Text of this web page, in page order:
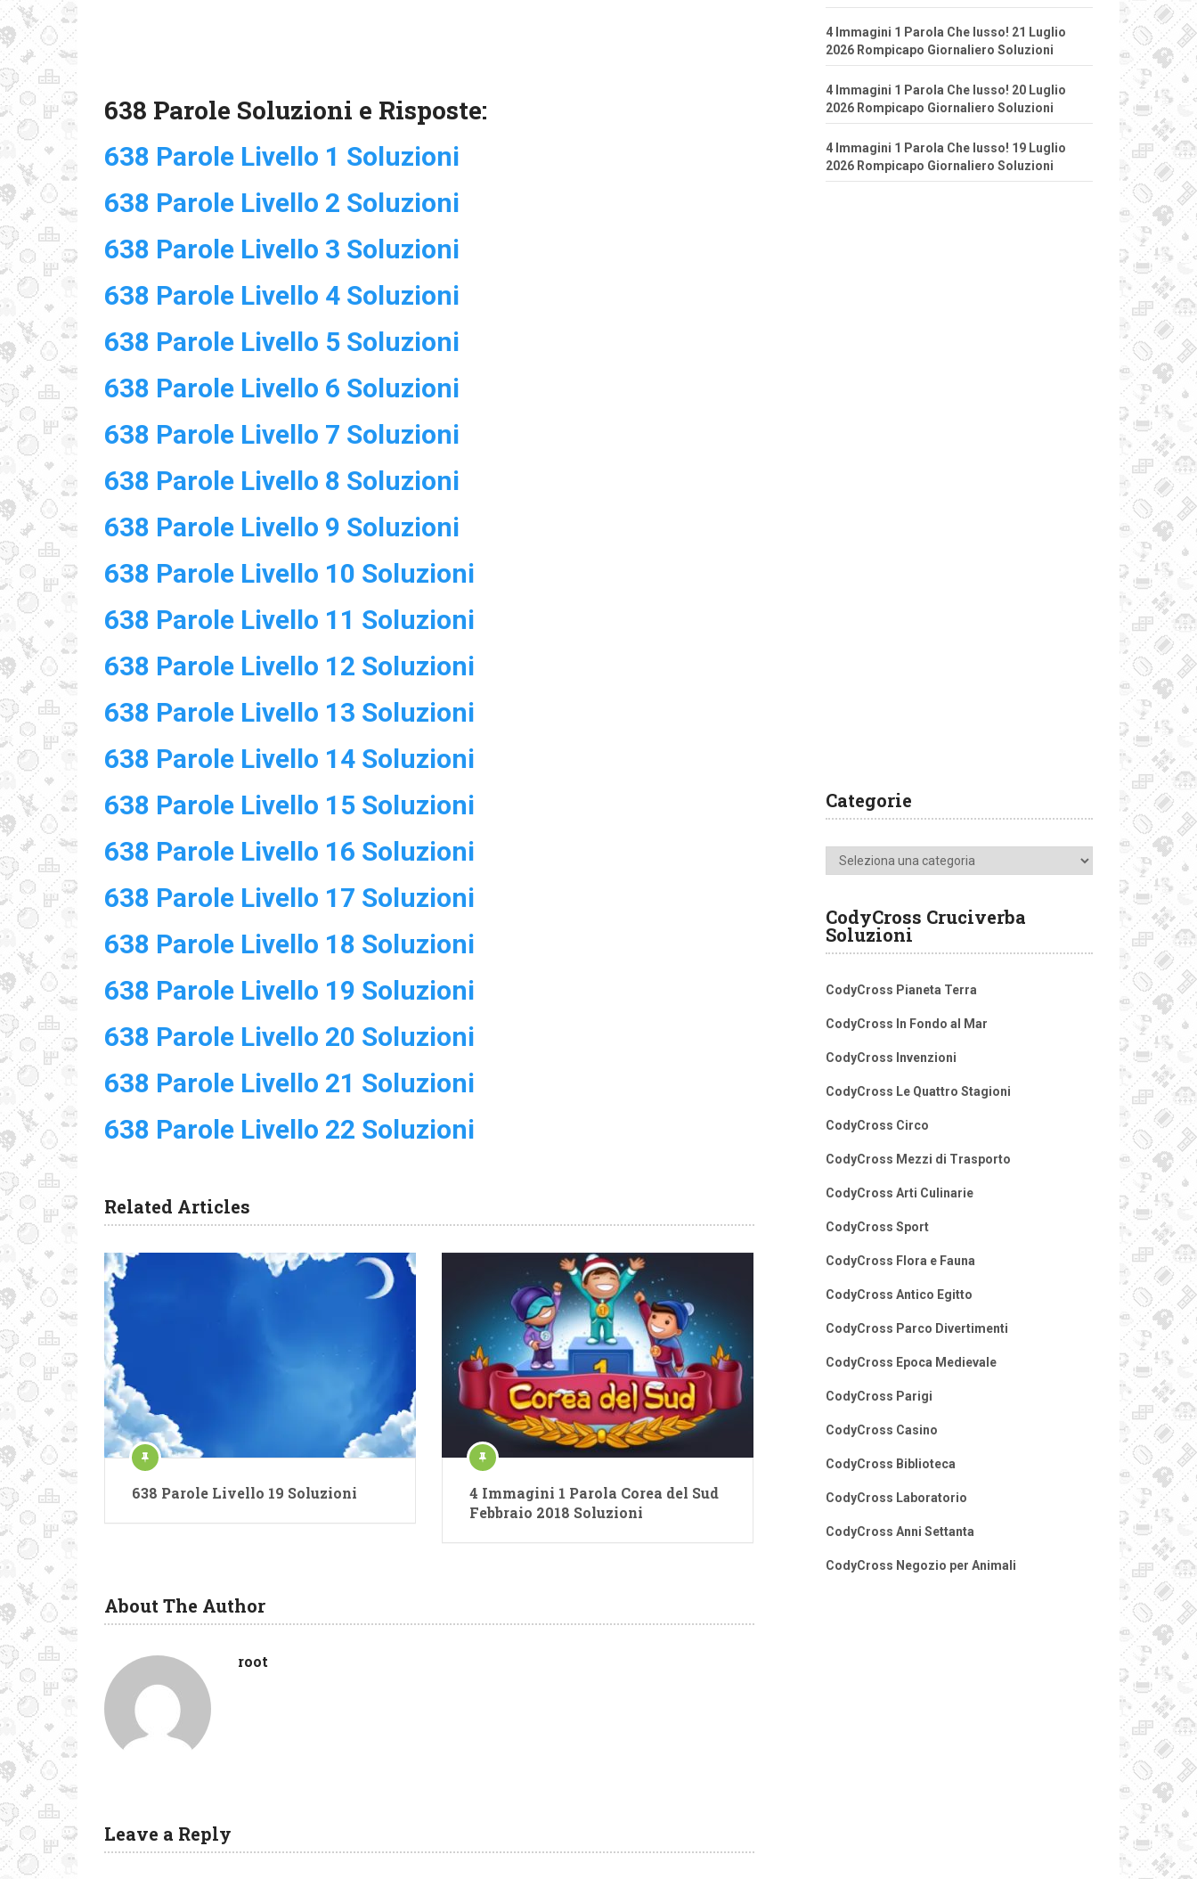
638 Parole Soluzioni e Risposte:
638 Parole Livello 1 Soluzioni
638 Parole Livello 2 Soluzioni
638 Parole Livello 3 Soluzioni
638 Parole Livello 4 Soluzioni
638 Parole Livello 5 Soluzioni
638 Parole Livello 6 Soluzioni
638 Parole Livello 7 Soluzioni
638 Parole Livello 8 Soluzioni
638 Parole Livello 9 Soluzioni
638 Parole Livello 10 Soluzioni
638 Parole Livello 11 Soluzioni
638 Parole Livello 12 Soluzioni
638 Parole Livello 13 Soluzioni
638 Parole Livello 14 Soluzioni
638 Parole Livello 15 Soluzioni
638 Parole Livello 16 Soluzioni
638 Parole Livello 17 Soluzioni
638 Parole Livello 18 Soluzioni
638 Parole Livello 19 Soluzioni
638 Parole Livello 20 Soluzioni
638 Parole Livello 21 Soluzioni
638 Parole Livello 22 Soluzioni
Related Articles
638 Parole Livello 19 Soluzioni
4 Immagini 1 Parola Corea del Sud
Febbraio 2018 Soluzioni
About The Author
root
Leave a Reply
4 Immagini 1 Parola Che lusso! 21 Luglio
2026 Rompicapo Giornaliero Soluzioni
4 Immagini 1 Parola Che lusso! 20 Luglio
2026 Rompicapo Giornaliero Soluzioni
4 Immagini 1 Parola Che lusso! 19 Luglio
2026 Rompicapo Giornaliero Soluzioni
Categorie
Categorie
CodyCross Cruciverba
Soluzioni
CodyCross Pianeta Terra
CodyCross In Fondo al Mar
CodyCross Invenzioni
CodyCross Le Quattro Stagioni
CodyCross Circo
CodyCross Mezzi di Trasporto
CodyCross Arti Culinarie
CodyCross Sport
CodyCross Flora e Fauna
CodyCross Antico Egitto
CodyCross Parco Divertimenti
CodyCross Epoca Medievale
CodyCross Parigi
CodyCross Casino
CodyCross Biblioteca
CodyCross Laboratorio
CodyCross Anni Settanta
CodyCross Negozio per Animali